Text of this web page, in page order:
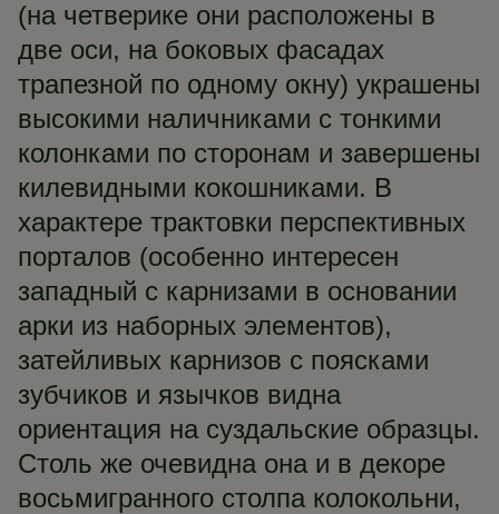
(на четверике они расположены в
две оси, на боковых фасадах
трапезной по одному окну) украшены
высокими наличниками с тонкими
колонками по сторонам и завершены
килевидными кокошниками. В
характере трактовки перспективных
порталов (особенно интересен
западный с карнизами в основании
арки из наборных элементов),
затейливых карнизов с поясками
зубчиков и язычков видна
ориентация на суздальские образцы.
Столь же очевидна она и в декоре
восьмигранного столпа колокольни,